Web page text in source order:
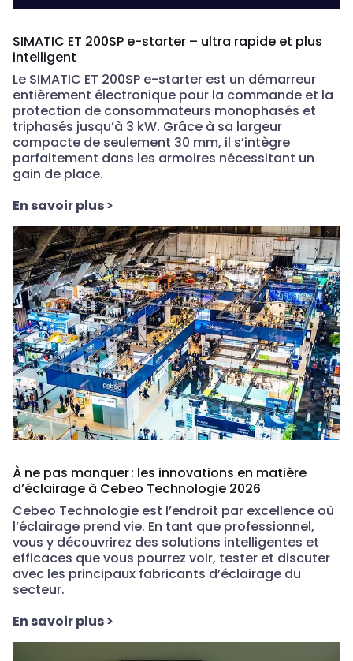
SIMATIC ET 200SP e-starter – ultra rapide et plus
intelligent
Le SIMATIC ET 200SP e-starter est un démarreur
entièrement électronique pour la commande et la
protection de consommateurs monophasés et
triphasés jusqu’à 3 kW. Grâce à sa largeur
compacte de seulement 30 mm, il s’intègre
parfaitement dans les armoires nécessitant un
gain de place.
En savoir plus>
À ne pas manquer : les innovations en matière
d’éclairage à Cebeo Technologie 2026
Cebeo Technologie est l’endroit par excellence où
l’éclairage prend vie. En tant que professionnel,
vous y découvrirez des solutions intelligentes et
efficaces que vous pourrez voir, tester et discuter
avec les principaux fabricants d’éclairage du
secteur.
En savoir plus>